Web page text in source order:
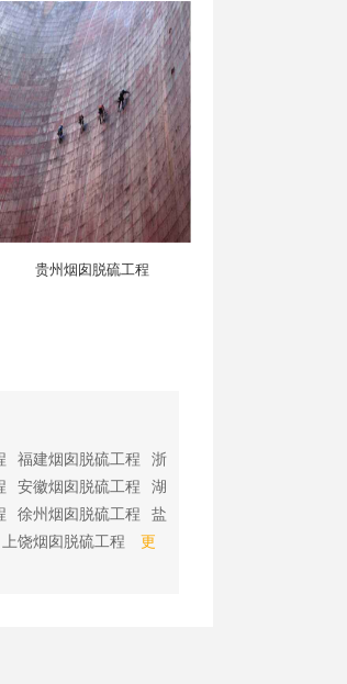
贵州烟囱脱硫工程
福建烟囱脱硫工程
浙
安徽烟囱脱硫工程
湖
徐州烟囱脱硫工程
盐
上饶烟囱脱硫工程
更